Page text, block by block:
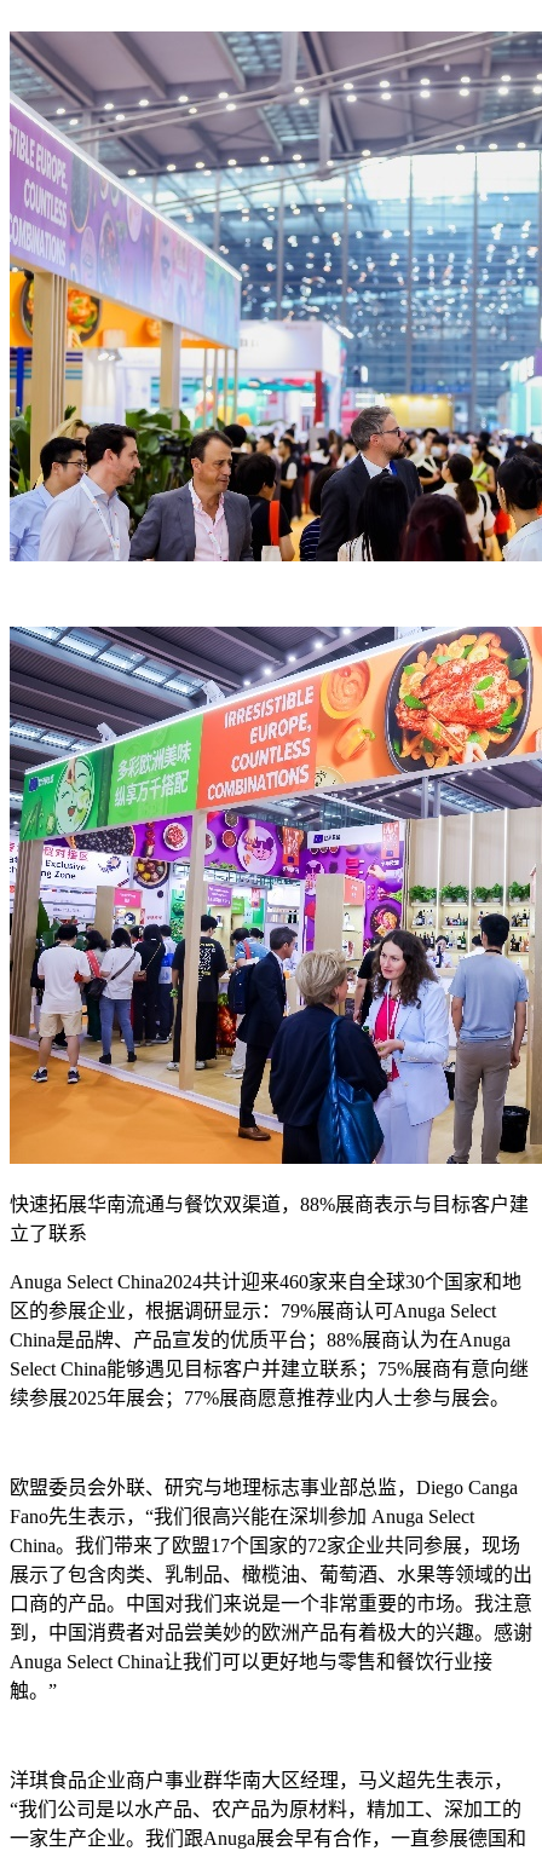
快速拓展华南流通与餐饮双渠道，88%展商表示与目标客户建
立了联系
Anuga Select China2024共计迎来460家来自全球30个国家和地
区的参展企业，根据调研显示：79%展商认可Anuga Select
China是品牌、产品宣发的优质平台；88%展商认为在Anuga
Select China能够遇见目标客户并建立联系；75%展商有意向继
续参展2025年展会；77%展商愿意推荐业内人士参与展会。
欧盟委员会外联、研究与地理标志事业部总监，Diego Canga
Fano先生表示，“我们很高兴能在深圳参加 Anuga Select
China。我们带来了欧盟17个国家的72家企业共同参展，现场
展示了包含肉类、乳制品、橄榄油、葡萄酒、水果等领域的出
口商的产品。中国对我们来说是一个非常重要的市场。我注意
到，中国消费者对品尝美妙的欧洲产品有着极大的兴趣。感谢
Anuga Select China让我们可以更好地与零售和餐饮行业接
触。”
洋琪食品企业商户事业群华南大区经理，马义超先生表示，
“我们公司是以水产品、农产品为原材料，精加工、深加工的
一家生产企业。我们跟Anuga展会早有合作，一直参展德国和